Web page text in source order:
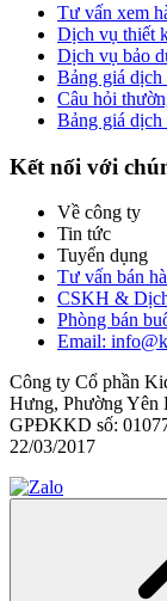
Tư vấn xem
Dịch vụ thiết
Dịch vụ bảo
Bảng giá dịch
Câu hỏi
Bảng giá dịch
Kết nối với
Về công ty
Tin tức
Tuyển dụng
Tư vấn bán
CSKH &
Phòng bán
Email:
Công ty Cổ phần
Hưng, Phường Yên
GPĐKKD số:
22/03/2017